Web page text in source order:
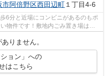
市阿倍野区西田辺町 １丁目4-6
6分と近場にコンビニがあるのもポ
物件です！敷地内ごみ置き場は、
りません。
ション」への
はこちら